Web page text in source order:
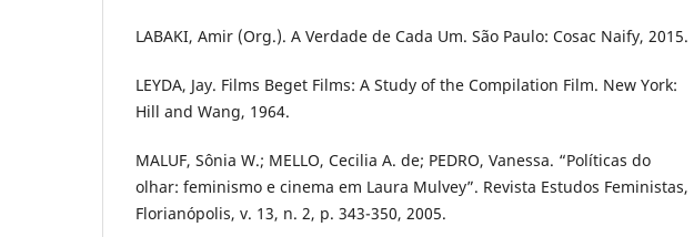
LABAKI, Amir (Org.). A Verdade de Cada Um. São Paulo: Cosac Naify, 2015.
LEYDA, Jay. Films Beget Films: A Study of the Compilation Film. New York:
Hill and Wang, 1964.
MALUF, Sônia W.; MELLO, Cecilia A. de; PEDRO, Vanessa. “Políticas do
olhar: feminismo e cinema em Laura Mulvey”. Revista Estudos Feministas,
Florianópolis, v. 13, n. 2, p. 343-350, 2005.